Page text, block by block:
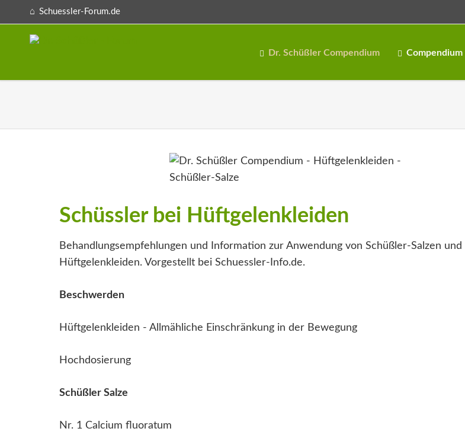
Schuessler-Forum.de
Dr. Schüßler Compendium
Schüssler bei Hüftgelenkleiden
Behandlungsempfehlungen und Information zur Anwendung von Schüßler-Salzen und
Hüftgelenkleiden. Vorgestellt bei Schuessler-Info.de.
Beschwerden
Hüftgelenkleiden - Allmähliche Einschränkung in der Bewegung
Hochdosierung
Schüßler Salze
Nr. 1 Calcium fluoratum